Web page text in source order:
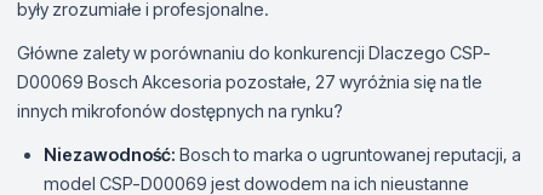
były zrozumiałe i profesjonalne.
Główne zalety w porównaniu do konkurencji Dlaczego CSP-
D00069 Bosch Akcesoria pozostałe, 27 wyróżnia się na tle
innych mikrofonów dostępnych na rynku?
Niezawodność: Bosch to marka o ugruntowanej reputacji, a
model CSP-D00069 jest dowodem na ich nieustanne